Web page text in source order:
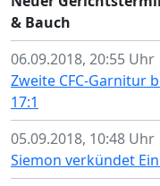
& Bauch
06.09.2018, 20:55 Uhr
Zweite CFC-Garnitur
17:1
05.09.2018, 10:48 Uhr
Siemon verkündet